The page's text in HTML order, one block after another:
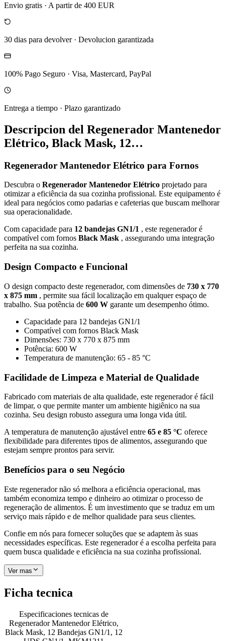
Envio gratis · A partir de 400 EUR
30 dias para devolver· Devolucion garantizada
100% Pago Seguro · Visa, Mastercard, PayPal
Entrega a tiempo · Plazo garantizado
Descripcion del Regenerador Mantenedor
Elétrico, Black Mask, 12…
Regenerador Mantenedor Elétrico para Fornos
Descubra o Regenerador Mantenedor Elétrico projetado para
otimizar a eficiência da sua cozinha profissional. Este equipamento é
ideal para negócios como padarias e cafeterias que buscam melhorar
sua operacionalidade.
Com capacidade para 12 bandejas GN1/1 , este regenerador é
compatível com fornos Black Mask , assegurando uma integração
perfeita na sua cozinha.
Design Compacto e Funcional
O design compacto deste regenerador, com dimensões de 730 x 770
x 875 mm , permite sua fácil localização em qualquer espaço de
trabalho. Sua potência de 600 W garante um desempenho ótimo.
Capacidade para 12 bandejas GN1/1
Compatível com fornos Black Mask
Dimensões: 730 x 770 x 875 mm
Potência: 600 W
Temperatura de manutenção: 65 - 85 °C
Facilidade de Limpeza e Material de Qualidade
Fabricado com materiais de alta qualidade, este regenerador é fácil
de limpar, o que permite manter um ambiente higiênico na sua
cozinha. Seu design robusto assegura uma longa vida útil.
A temperatura de manutenção ajustável entre 65 e 85 °C oferece
flexibilidade para diferentes tipos de alimentos, assegurando que
estejam sempre prontos para servir.
Benefícios para o seu Negócio
Este regenerador não só melhora a eficiência operacional, mas
também economiza tempo e dinheiro ao otimizar o processo de
regeneração de alimentos. É um investimento que se traduz em um
serviço mais rápido e de melhor qualidade para seus clientes.
Confie em nós para fornecer soluções que se adaptem às suas
necessidades específicas. Este regenerador é a escolha perfeita para
quem busca qualidade e eficiência na sua cozinha profissional.
Ver mas
Ficha tecnica
Especificaciones tecnicas de
Regenerador Mantenedor Elétrico,
Black Mask, 12 Bandejas GN1/1, 12